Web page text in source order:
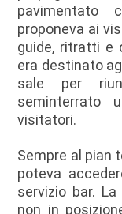
pavimentato
proponeva ai
guide, ritratti e
era destinato
sale per
seminterrato
visitatori.
Sempre al pian
poteva
servizio bar.
non in